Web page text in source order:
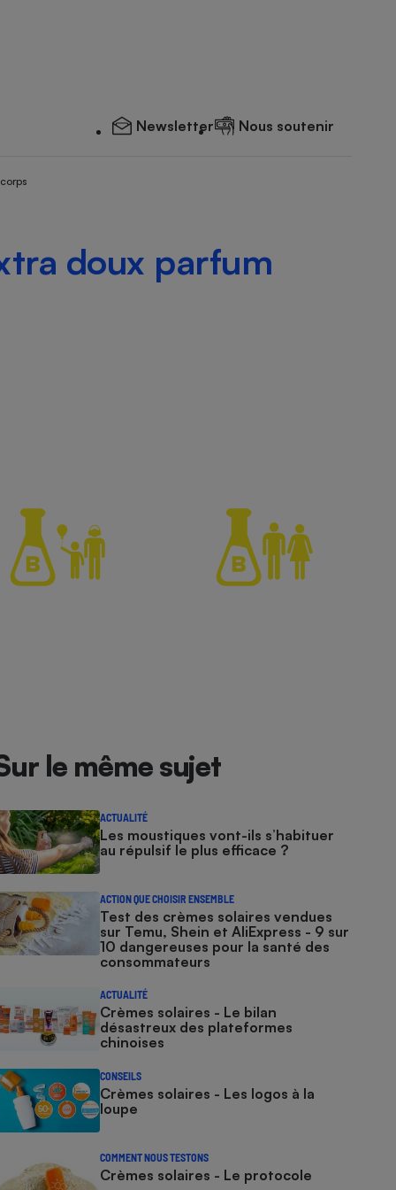
Newsletter Nous soutenir
doux parfum
le même sujet
ACTUALITÉ
Les moustiques vont-ils s’habituer
au répulsif le plus efficace ?
ACTION QUE CHOISIR ENSEMBLE
Test des crèmes solaires vendues
sur Temu, Shein et AliExpress - 9 sur
10 dangereuses pour la santé des
consommateurs
ACTUALITÉ
Crèmes solaires - Le bilan
désastreux des plateformes
chinoises
CONSEILS
Crèmes solaires - Les logos à la
loupe
COMMENT NOUS TESTONS
Crèmes solaires - Le protocole